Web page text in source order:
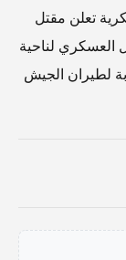
تعلن مقتل
العسكري لناحية
لطيران الجيش